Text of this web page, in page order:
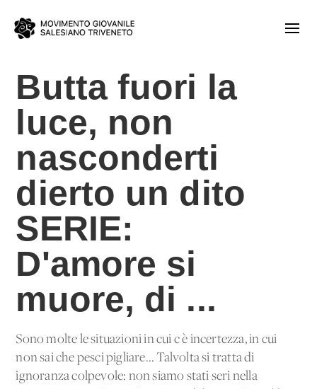
Butta fuori la
luce, non
nasconderti
dierto un dito
SERIE:
D'amore si
muore, di ...
Sono molte le situazioni in cui c'è incertezza, in cui
non sai che pesci pigliare... Talvolta si tratta di
ignoranza colpevole: non siamo stati seri nella